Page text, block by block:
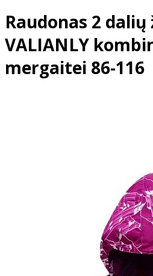
Raudonas 2
VALIANLY
mergaitei 86-116